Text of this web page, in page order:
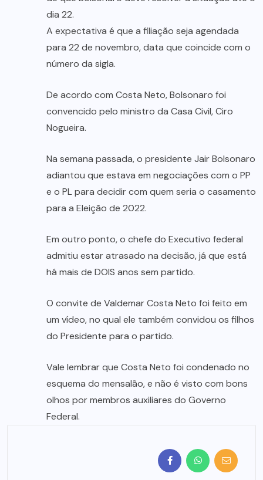
dia 22.
A expectativa é que a filiação seja agendada
para 22 de novembro, data que coincide com o
número da sigla.
De acordo com Costa Neto, Bolsonaro foi
convencido pelo ministro da Casa Civil, Ciro
Nogueira.
Na semana passada, o presidente Jair Bolsonaro
adiantou que estava em negociações com o PP
e o PL para decidir com quem seria o casamento
para a Eleição de 2022.
Em outro ponto, o chefe do Executivo federal
admitiu estar atrasado na decisão, já que está
há mais de DOIS anos sem partido.
O convite de Valdemar Costa Neto foi feito em
um vídeo, no qual ele também convidou os filhos
do Presidente para o partido.
Vale lembrar que Costa Neto foi condenado no
esquema do mensalão, e não é visto com bons
olhos por membros auxiliares do Governo
Federal.